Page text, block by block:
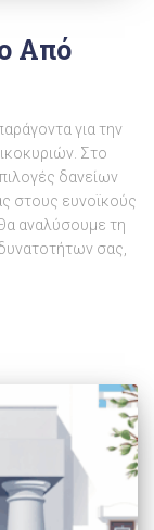
Από
για την
Στο
δανείων
στους ευνοϊκούς
αναλύσουμε τη
σας,